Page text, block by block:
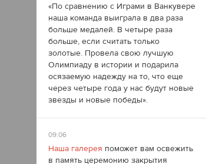
«По сравнению с Играми в Ванкувере
наша команда выиграла в два раза
больше медалей. В четыре раза
больше, если считать только
золотые. Провела свою лучшую
Олимпиаду в истории и подарила
осязаемую надежду на то, что еще
через четыре года у нас будут новые
звезды и новые победы».
09:06
Наша галерея поможет вам освежить
в память церемонию закрытия